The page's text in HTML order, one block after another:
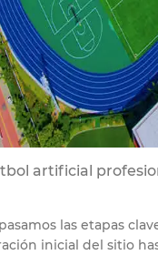
artificial
las etapas
inicial del sitio